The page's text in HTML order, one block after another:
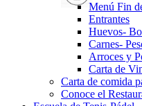
Menú Fin
Entrantes
Huevos-
Carnes-
Arroces y
Carta de
Carta de comida
Conoce el